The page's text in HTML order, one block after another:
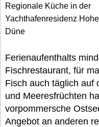
Regionale Küche in der
Yachthafenresidenz Hohe
Düne
Ferienaufenthalts
Fischrestaurant, für
Fisch auch täglich auf
und Meeresfrüchten
vorpommersche
Angebot an anderen